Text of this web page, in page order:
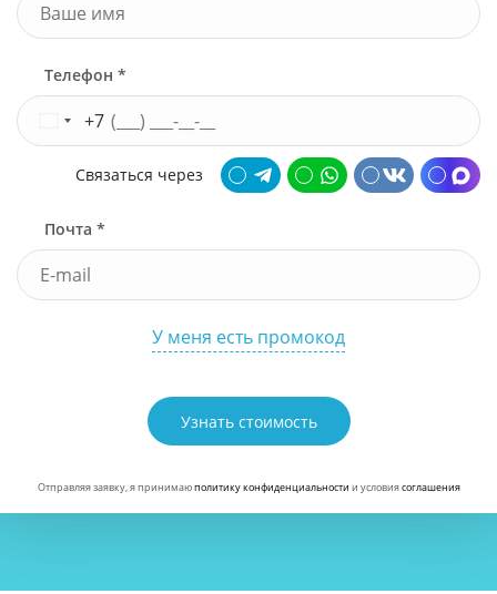
Телефон *
+7
Связаться через
Почта *
У меня есть промокод
Узнать стоимость
Отправляя заявку, я принимаюполитику конфиденциальности и условиясоглашения